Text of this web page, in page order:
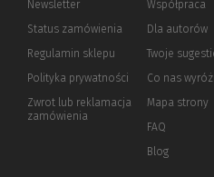
Newsletter
Status zamówienia
Regulamin sklepu
Polityka prywatności (Nowe
(Link
innej
Zwrot lub reklamacja
zamówienia
Współpraca
Dla autorów
Twoje
Co nas
Mapa strony
FAQ
Blog